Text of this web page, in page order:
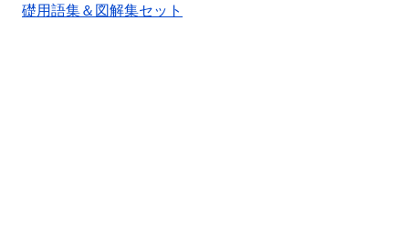
礎用語集＆図解集セット